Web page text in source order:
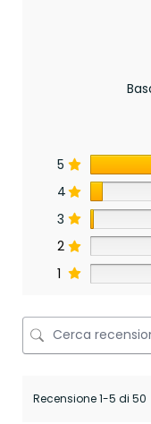
5
4
3
2
1
Recensione 1-5 di 50